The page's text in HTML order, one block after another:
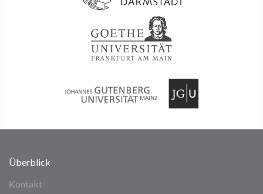
Überblick
Kontakt